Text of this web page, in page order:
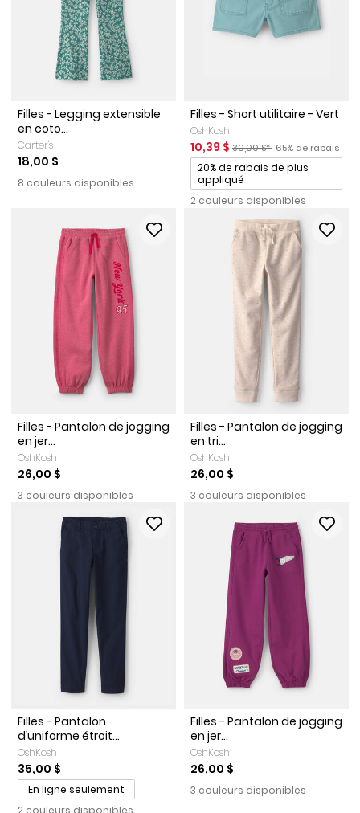
Filles - Legging extensible
en coto...
Carter's
18,00 $
8 couleurs disponibles
Filles - Short utilitaire - Vert
OshKosh
Prix de solde
10,39 $ Prix ​​de détail suggéré par
30,00 $* Pourcentage de
65% de rabais
Promotions
20% de rabais de plus
appliqué
2 couleurs disponibles
Filles - Pantalon de jogging
en jer...
OshKosh
26,00 $
3 couleurs disponibles
Filles - Pantalon de jogging
en tri...
OshKosh
26,00 $
3 couleurs disponibles
Filles - Pantalon
d’uniforme étroit...
OshKosh
35,00 $
En ligne seulement
2 couleurs disponibles
Filles - Pantalon de jogging
en jer...
OshKosh
26,00 $
3 couleurs disponibles